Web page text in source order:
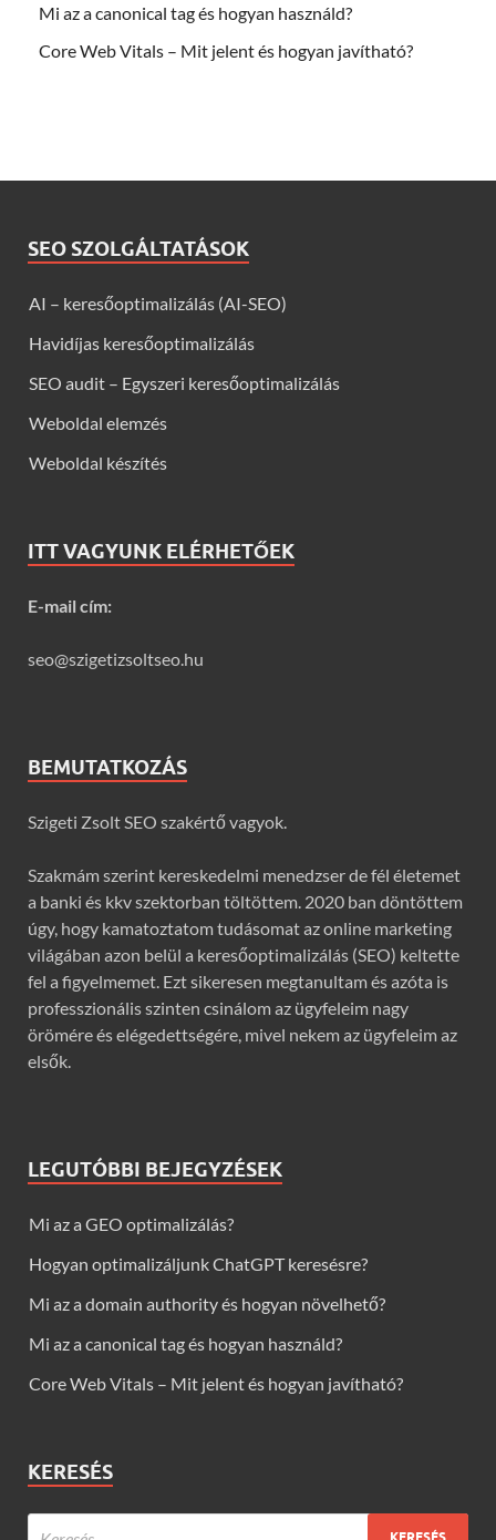
Mi az a canonical tag és hogyan használd?
Core Web Vitals – Mit jelent és hogyan javítható?
SEO SZOLGÁLTATÁSOK
AI – keresőoptimalizálás (AI-SEO)
Havidíjas keresőoptimalizálás
SEO audit – Egyszeri keresőoptimalizálás
Weboldal elemzés
Weboldal készítés
ITT VAGYUNK ELÉRHETŐEK
E-mail cím:
seo@szigetizsoltseo.hu
BEMUTATKOZÁS
Szigeti Zsolt SEO szakértő vagyok.
Szakmám szerint kereskedelmi menedzser de fél életemet
a banki és kkv szektorban töltöttem. 2020 ban döntöttem
úgy, hogy kamatoztatom tudásomat az online marketing
világában azon belül a keresőoptimalizálás (SEO) keltette
fel a figyelmemet. Ezt sikeresen megtanultam és azóta is
professzionális szinten csinálom az ügyfeleim nagy
örömére és elégedettségére, mivel nekem az ügyfeleim az
elsők.
LEGUTÓBBI BEJEGYZÉSEK
Mi az a GEO optimalizálás?
Hogyan optimalizáljunk ChatGPT keresésre?
Mi az a domain authority és hogyan növelhető?
Mi az a canonical tag és hogyan használd?
Core Web Vitals – Mit jelent és hogyan javítható?
KERESÉS